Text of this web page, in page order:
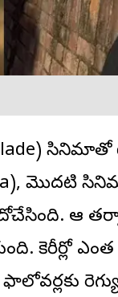
సినిమాతో
మొద‌టి
దోచేసింది. ఆ
కెరీర్లో